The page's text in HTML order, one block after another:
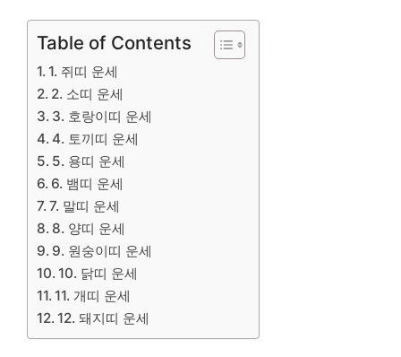
Table of Contents
1. 쥐띠 운세
2. 소띠 운세
3. 호랑이띠 운세
4. 토끼띠 운세
5. 용띠 운세
6. 뱀띠 운세
7. 말띠 운세
8. 양띠 운세
9. 원숭이띠 운세
10. 닭띠 운세
11. 개띠 운세
12. 돼지띠 운세